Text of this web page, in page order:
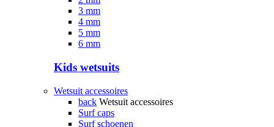
3 mm
4 mm
5 mm
6 mm
Kids wetsuits
Wetsuit accessoires
back Wetsuit accessoires
Surf caps
Surf schoenen